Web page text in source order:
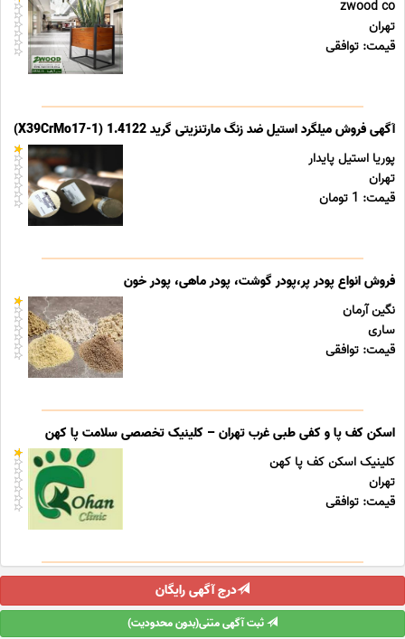
zwood co
تهران
قیمت: توافقی
آگهی فروش میلگرد استیل ضد زنگ مارتنزیتی گرید 1.4122 (X39CrMo17-1)
پوریا استیل پایدار
تهران
قیمت: 1 تومان
فروش انواع پودر پر،پودر گوشت، پودر ماهی، پودر خون
نگین آرمان
ساری
قیمت: توافقی
اسکن کف پا و کفی طبی غرب تهران – کلینیک تخصصی سلامت پا کهن
کلینیک اسکن کف پا کهن
تهران
قیمت: توافقی
درج آگهی رایگان
ثبت آگهی متنی(بدون محدودیت)